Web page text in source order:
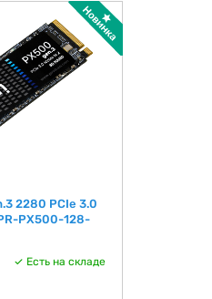
2280 PCIe 3.0
PX500-128-
Есть на складе